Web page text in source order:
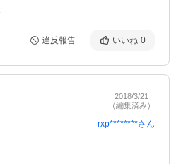
違反報告 いいね 0
2018/3/21
（編集済み）
rxp********さん